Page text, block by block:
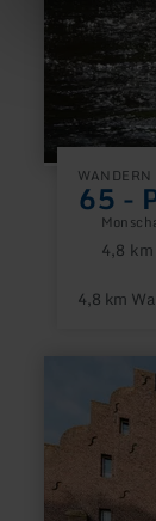
WANDERN
65 -
Distanz:
4,8 km
4,8 km
Wasserburgen-
Route